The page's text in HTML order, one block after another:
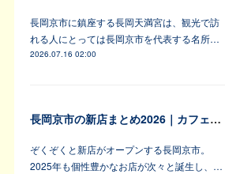
長岡京市に鎮座する長岡天満宮は、観光で訪
れる人にとっては長岡京市を代表する名所…
2026.07.16 02:00
長岡京市の新店まとめ2026｜カフェ・居酒屋・韓国料理など注目6軒
ぞくぞくと新店がオープンする長岡京市。
2025年も個性豊かなお店が次々と誕生し、…